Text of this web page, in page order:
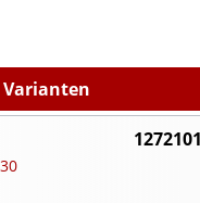
Varianten
1272101